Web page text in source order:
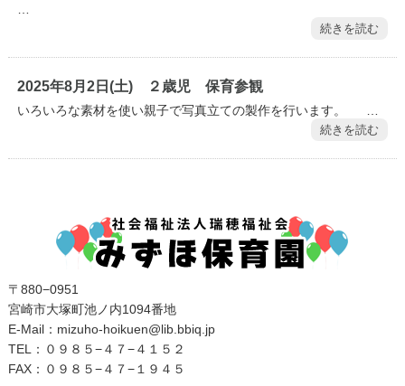
…
続きを読む
2025年8月2日(土) ２歳児 保育参観
いろいろな素材を使い親子で写真立ての製作を行います。 …
続きを読む
〒880−0951
宮崎市大塚町池ノ内1094番地
E‐Mail：mizuho-hoikuen@lib.bbiq.jp
TEL：０９８５−４７−４１５２
FAX：０９８５−４７−１９４５